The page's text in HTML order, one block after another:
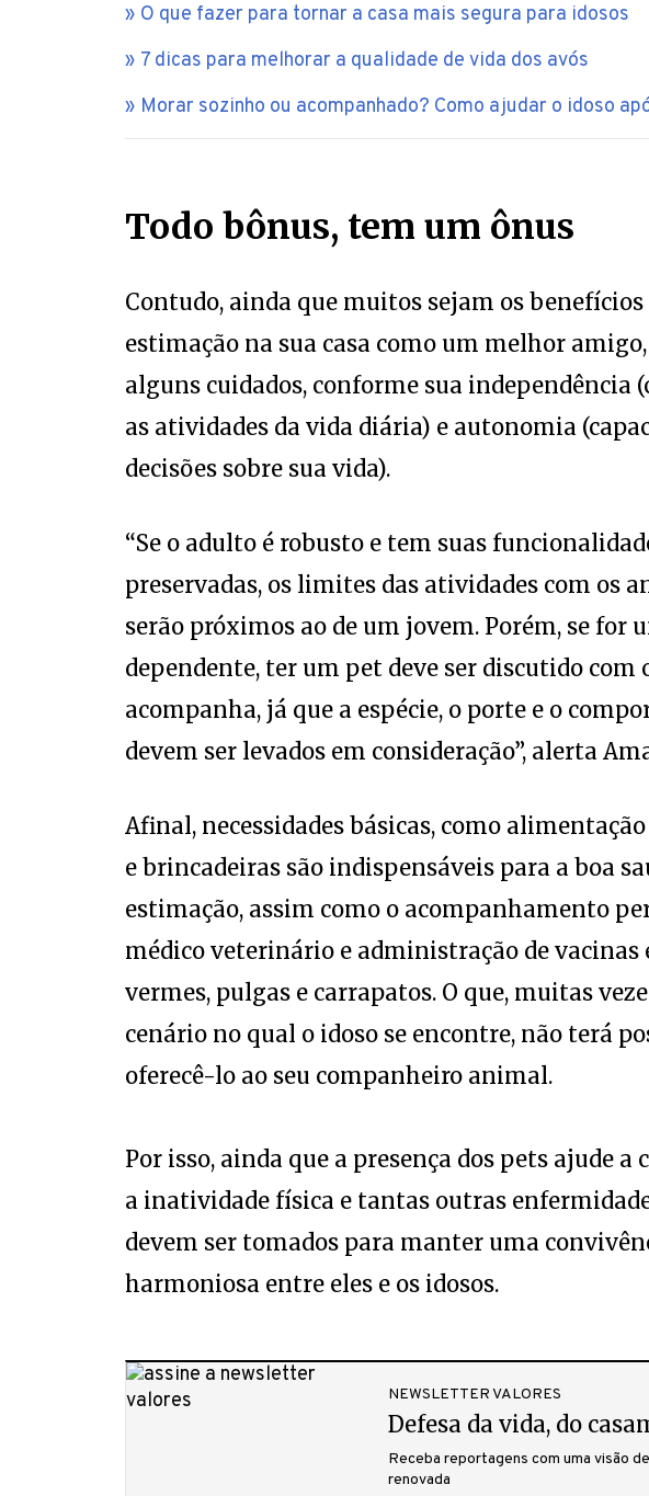
O que fazer para tornar a casa mais segura para idosos
7 dicas para melhorar a qualidade de vida dos avós
Morar sozinho ou acompanhado? Como ajudar o idoso
Todo bônus, tem um ônus
Contudo, ainda que muitos sejam os
estimação na sua casa como um melhor
alguns cuidados, conforme sua independência
as atividades da vida diária) e autonomia
decisões sobre sua vida).
“Se o adulto é robusto e tem suas
preservadas, os limites das atividades com os
serão próximos ao de um jovem. Porém, se for
dependente, ter um pet deve ser discutido com
acompanha, já que a espécie, o porte e o
devem ser levados em consideração”, alerta
Afinal, necessidades básicas, como
e brincadeiras são indispensáveis para a boa
estimação, assim como o acompanhamento
médico veterinário e administração de
vermes, pulgas e carrapatos. O que, muitas
cenário no qual o idoso se encontre, não terá
oferecê-lo ao seu companheiro animal.
Por isso, ainda que a presença dos pets ajude a
a inatividade física e tantas outras
devem ser tomados para manter uma
harmoniosa entre eles e os idosos.
NEWSLETTER VALORES
Defesa da vida, do
Receba reportagens com uma visão
renovada